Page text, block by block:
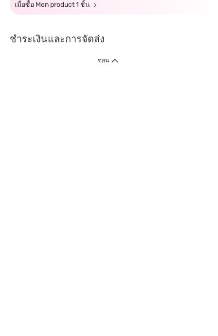
เมื่อซื้อ Men product 1 ชิ้น
ชำระเงินและการจัดส่ง
ซ่อน